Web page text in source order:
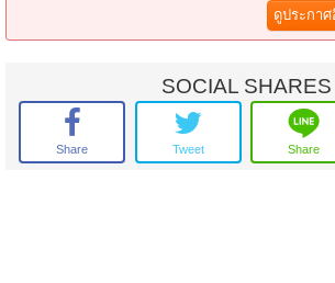
ดูประกา
SOCIAL SHARES
Share Tweet Share